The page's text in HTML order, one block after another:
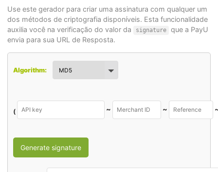
Use este gerador para criar uma assinatura com qualquer um
dos métodos de criptografia disponíveis. Esta funcionalidade
auxilia você na verificação do valor da
signature
que a PayU
envia para sua URL de Resposta.
Algorithm:
( ~ ~